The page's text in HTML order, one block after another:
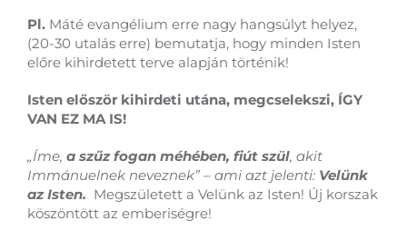
Pl. Máté evangélium erre nagy hangsúlyt helyez,
(20-30 utalás erre) bemutatja, hogy minden Isten
előre kihirdetett terve alapján történik!
Isten először kihirdeti utána, megcselekszi, ÍGY
VAN EZ MA IS!
„Íme, a szűz fogan méhében, fiút szül, akit
Immánuelnek neveznek” – ami azt jelenti: Velünk
az Isten. Megszületett a Velünk az Isten! Új korszak
köszöntött az emberiségre!